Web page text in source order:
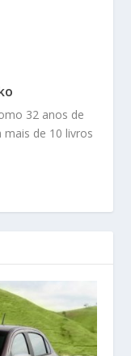
32 anos de
de 10 livros